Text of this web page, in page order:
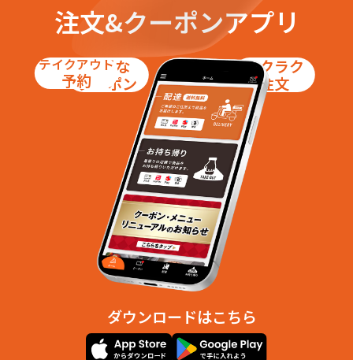
注文&クーポンアプリ
お得な
クーポン
テイクアウト
予約
ラクラク
注文
ダウンロードはこちら